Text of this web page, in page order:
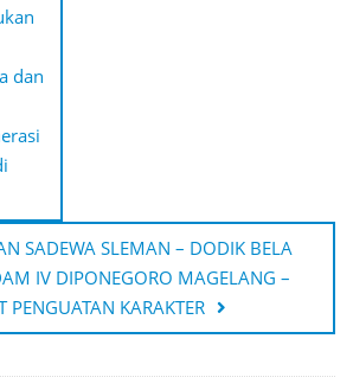
dan
SADEWA SLEMAN – DODIK BELA
IV DIPONEGORO MAGELANG –
PENGUATAN KARAKTER